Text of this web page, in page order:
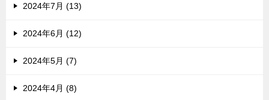
2024年7月 (13)
2024年6月 (12)
2024年5月 (7)
2024年4月 (8)